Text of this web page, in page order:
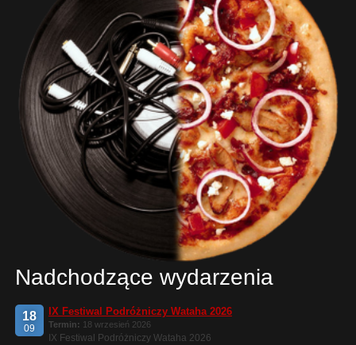
Nadchodzące wydarzenia
18
09
IX Festiwal Podróżniczy Wataha 2026
Termin: 18 wrzesień 2026
IX Festiwal Podróżniczy Wataha 2026